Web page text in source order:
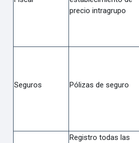
precio intragrupo
Seguros Pólizas de seguro
Registro todas las